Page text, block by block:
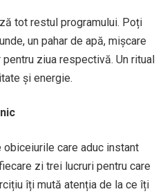
tot restul programului. Poți
un pahar de apă, mișcare
ziua respectivă. Un ritual
și energie.
care aduc instant
zi trei lucruri pentru care
îți mută atenția de la ce îți